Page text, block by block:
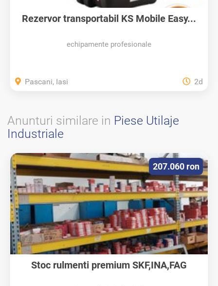
Rezervor transportabil KS Mobile Easy...
echipamente profesionale
Pascani, Iasi 2d
Anunturi similare in Piese Utilaje
Industriale
Stoc rulmenti premium SKF,INA,FAG
207.060 ron